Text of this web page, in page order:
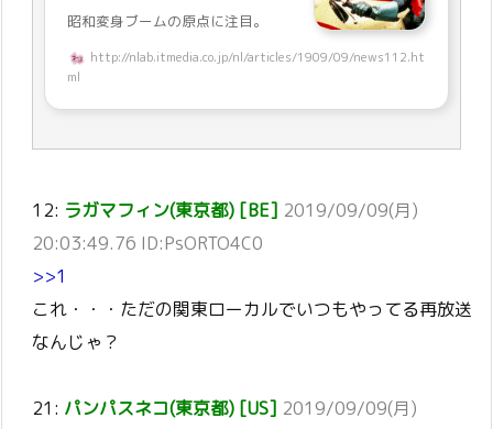
昭和変身ブームの原点に注目。
http://nlab.itmedia.co.jp/nl/articles/1909/09/news112.ht
ml
12: ラガマフィン(東京都) [BE] 2019/09/09(月)
20:03:49.76 ID:PsORTO4C0
>>1
これ・・・ただの関東ローカルでいつもやってる再放送
なんじゃ？
21: パンパスネコ(東京都) [US] 2019/09/09(月)